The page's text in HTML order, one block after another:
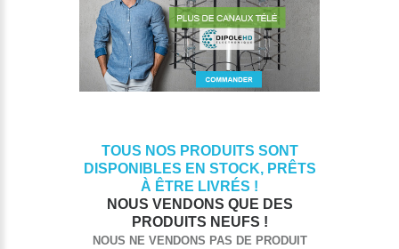
TOUS NOS PRODUITS SONT
DISPONIBLES EN STOCK, PRÊTS
À ÊTRE LIVRÉS !
NOUS VENDONS QUE DES
PRODUITS NEUFS !
NOUS NE VENDONS PAS DE PRODUIT